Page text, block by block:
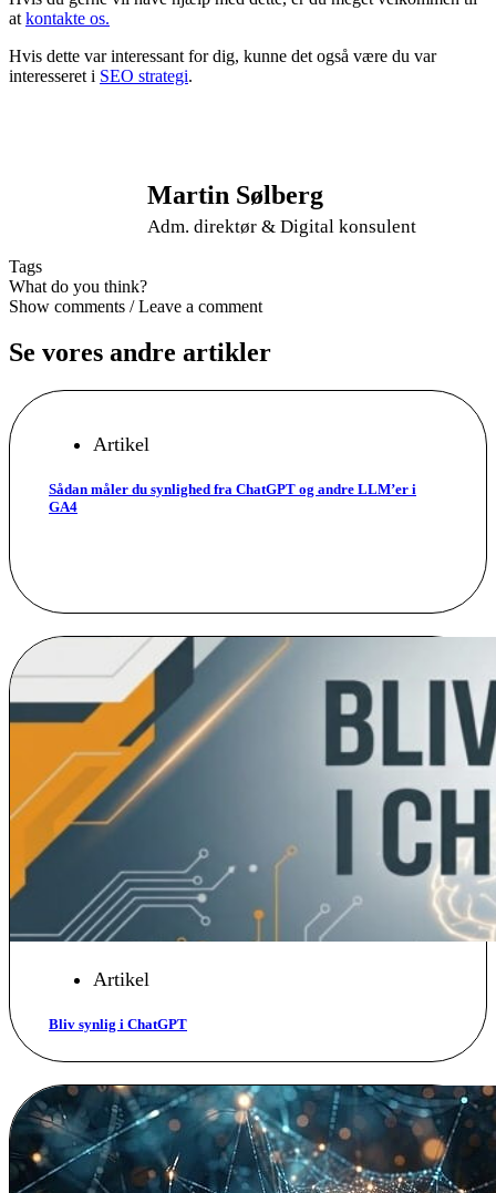
at kontakte os.
Hvis dette var interessant for dig, kunne det også være du var
interesseret i SEO strategi.
Martin Sølberg
Adm. direktør & Digital konsulent
Tags
What do you think?
Show comments / Leave a comment
Se vores andre artikler
Artikel
Sådan måler du synlighed fra ChatGPT og andre LLM’er i
GA4
Artikel
Bliv synlig i ChatGPT